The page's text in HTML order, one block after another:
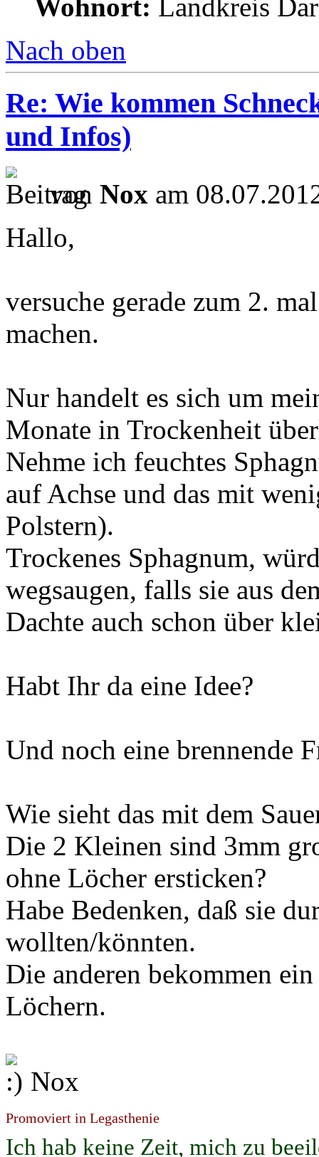
Wohnort: Landkreis
Nach oben
Re: Wie kommen
und Infos)
von Nox am
Hallo,
versuche gerade zum 2.
machen.
Nur handelt es sich um
Monate in Trockenheit
Nehme ich feuchtes
auf Achse und das mit
Polstern).
Trockenes Sphagnum,
wegsaugen, falls sie aus
Dachte auch schon über
Habt Ihr da eine Idee?
Und noch eine brennende
Wie sieht das mit dem
Die 2 Kleinen sind 3mm
ohne Löcher ersticken?
Habe Bedenken, daß sie
wollten/könnten.
Die anderen bekommen
Löchern.
Nox
Promoviert in Legasthenie
Ich hab keine Zeit, mich zu